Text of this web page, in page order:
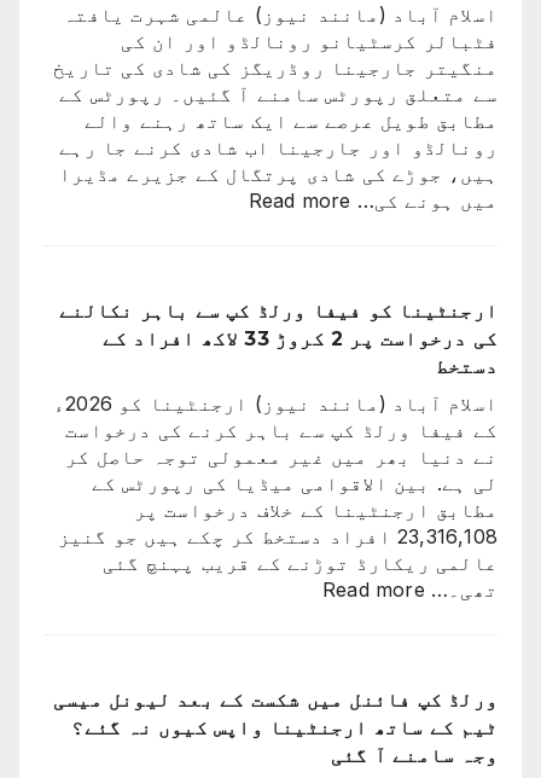
اسلام آباد (مانند نیوز) عالمی شہرت یافتہ
فٹبالر کرسٹیانو رونالڈو اور ان کی
منگیتر جارجینا روڈریگز کی شادی کی تاریخ
سے متعلق رپورٹس سامنے آ گئیں۔ رپورٹس کے
مطابق طویل عرصے سے ایک ساتھ رہنے والے
رونالڈو اور جارجینا اب شادی کرنے جا رہے
ہیں، جوڑے کی شادی پرتگال کے جزیرے مڈیرا
میں ہونے کی… Read more
جارجینا
روڈریگز
کی
تاریخ
سامنے
آ
گئی
ارجنٹینا کو فیفا ورلڈ کپ سے باہر نکالنے
کی درخواست پر 2 کروڑ 33 لاکھ افراد کے
دستخط
اسلام آباد (مانند نیوز) ارجنٹینا کو 2026ء
کے فیفا ورلڈ کپ سے باہر کرنے کی درخواست
نے دنیا بھر میں غیر معمولی توجہ حاصل کر
لی ہے. بین الاقوامی میڈیا کی رپورٹس کے
مطابق ارجنٹینا کے خلاف درخواست پر
23,316,108 افراد دستخط کر چکے ہیں جو گنیز
عالمی ریکارڈ توڑنے کے قریب پہنچ گئی
تھی۔… Read more
ورلڈ
کپ
ورلڈ کپ فائنل میں شکست کے بعد لیونل میسی
ٹیم کے ساتھ ارجنٹینا واپس کیوں نہ گئے؟
وجہ سامنے آ گئی